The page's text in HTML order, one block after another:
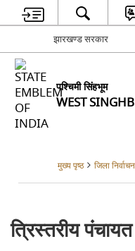
झारखण्ड सरकार
पश्चिमी सिंहभूम
WEST
मुख्य पृष्ठ जिला निर्वाचन
त्रिस्तरीय